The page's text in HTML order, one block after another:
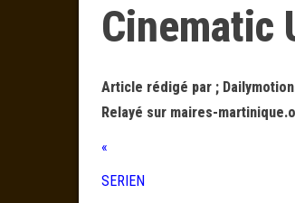
Cinematic
Article rédigé par ;
Relayé sur maires-
«
SERIEN